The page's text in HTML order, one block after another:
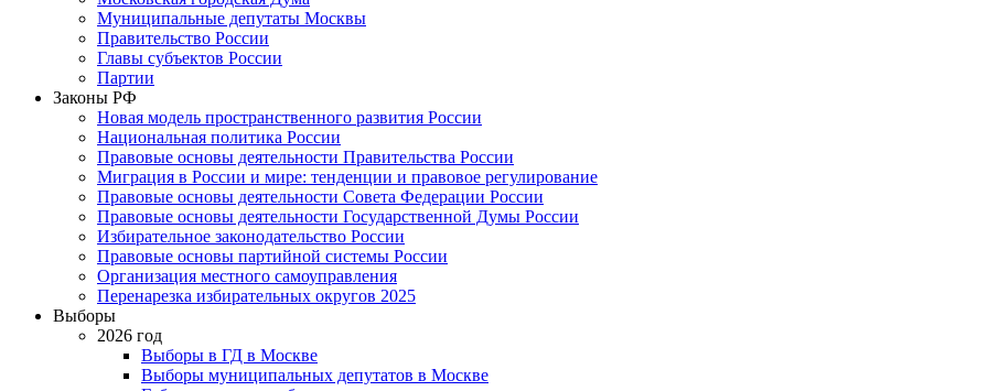
Муниципальные депутаты Москвы
Правительство России
Главы субъектов России
Партии
Законы РФ
Новая модель пространственного развития России
Национальная политика России
Правовые основы деятельности Правительства России
Миграция в России и мире: тенденции и правовое регулирование
Правовые основы деятельности Совета Федерации России
Правовые основы деятельности Государственной Думы России
Избирательное законодательство России
Правовые основы партийной системы России
Организация местного самоуправления
Перенарезка избирательных округов 2025
Выборы
2026 год
Выборы в ГД в Москве
Выборы муниципальных депутатов в Москве